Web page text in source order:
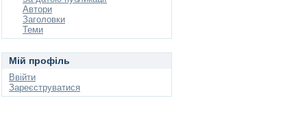
Автори
Заголовки
Теми
Мій профіль
Ввійти
Зареєструватися